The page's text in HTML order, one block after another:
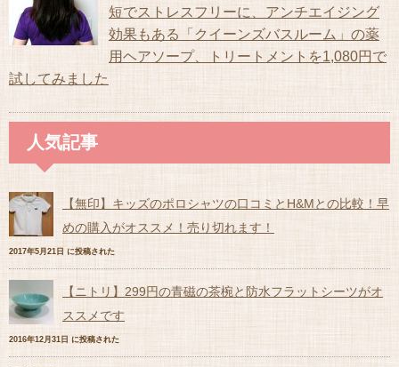
短でストレスフリーに、アンチエイジング
効果もある「クイーンズバスルーム」の薬
用ヘアソープ、トリートメントを1,080円で
試してみました
人気記事
【無印】キッズのポロシャツの口コミとH&Mとの比較！早
めの購入がオススメ！売り切れます！
2017年5月21日 に投稿された
【ニトリ】299円の青磁の茶椀と防水フラットシーツがオ
ススメです
2016年12月31日 に投稿された